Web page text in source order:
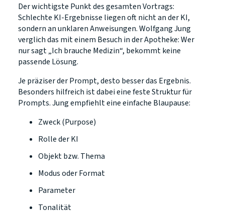
Der wichtigste Punkt des gesamten Vortrags:
Schlechte KI-Ergebnisse liegen oft nicht an der KI,
sondern an unklaren Anweisungen. Wolfgang Jung
verglich das mit einem Besuch in der Apotheke: Wer
nur sagt „Ich brauche Medizin“, bekommt keine
passende Lösung.
Je präziser der Prompt, desto besser das Ergebnis.
Besonders hilfreich ist dabei eine feste Struktur für
Prompts. Jung empfiehlt eine einfache Blaupause:
Zweck (Purpose)
Rolle der KI
Objekt bzw. Thema
Modus oder Format
Parameter
Tonalität